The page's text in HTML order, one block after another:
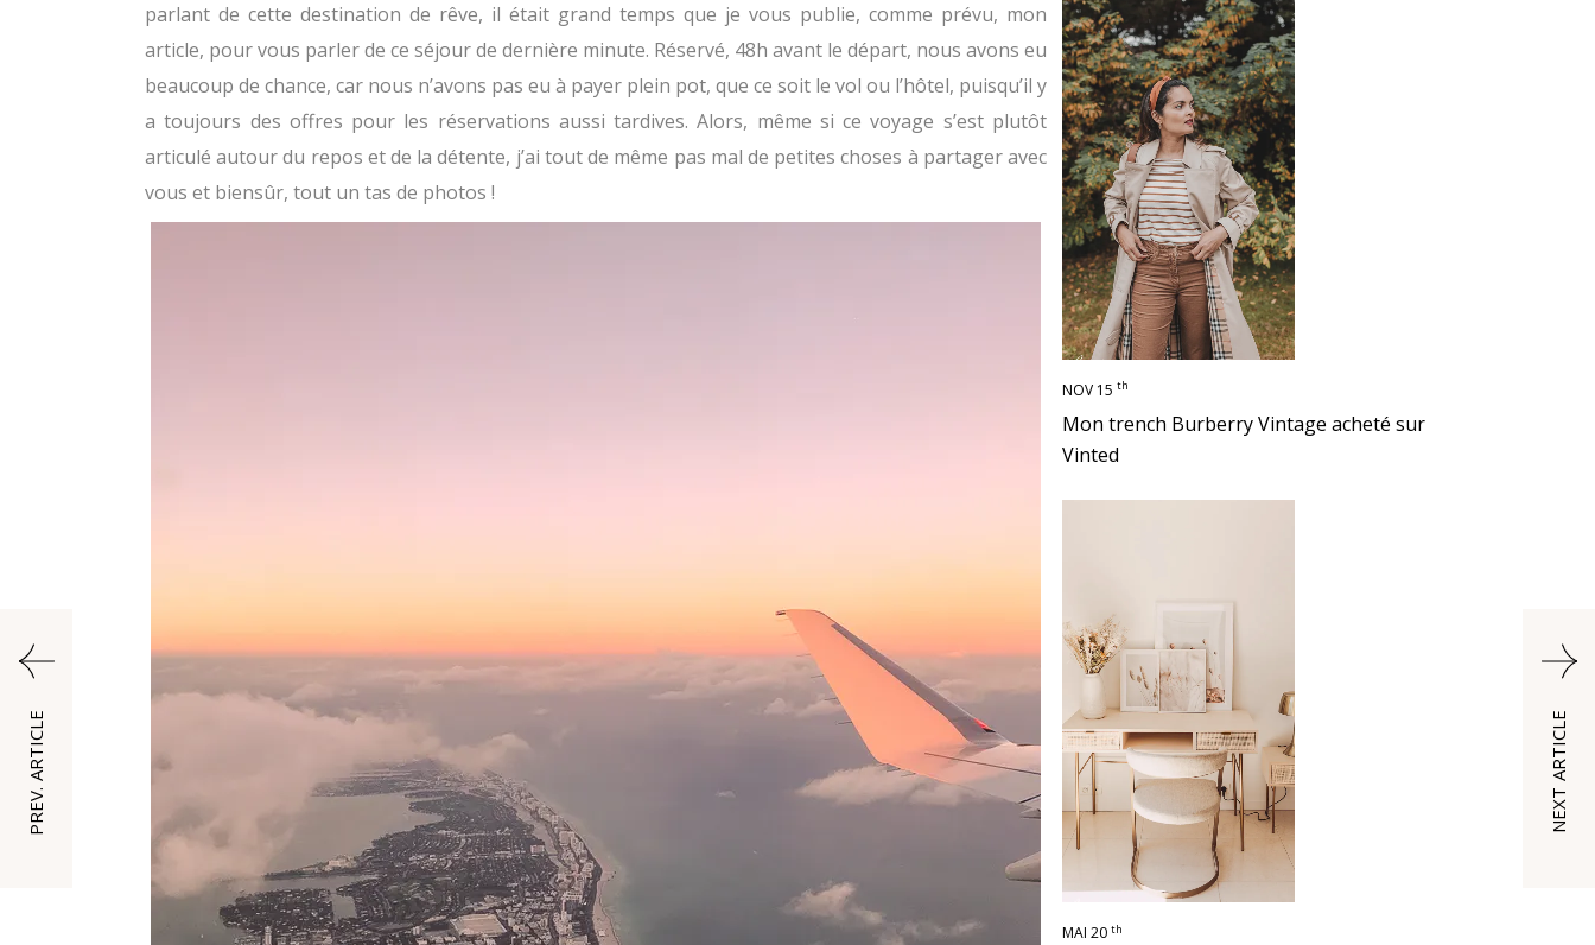
parlant de cette destination de rêve, il était grand temps que je vous publie, comme prévu, mon
article, pour vous parler de ce séjour de dernière minute. Réservé, 48h avant le départ, nous avons eu
beaucoup de chance, car nous n’avons pas eu à payer plein pot, que ce soit le vol ou l’hôtel, puisqu’il y
a toujours des offres pour les réservations aussi tardives. Alors, même si ce voyage s’est plutôt
articulé autour du repos et de la détente, j’ai tout de même pas mal de petites choses à partager avec
vous et biensûr, tout un tas de photos !
NOV 15 th
Mon trench Burberry Vintage acheté sur
Vinted
MAI 20 th
PREV. ARTICLE NEXT ARTICLE